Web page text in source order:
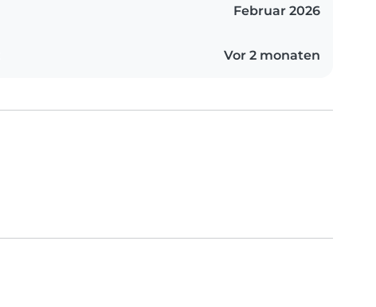
Februar 2026
Vor 2 monaten